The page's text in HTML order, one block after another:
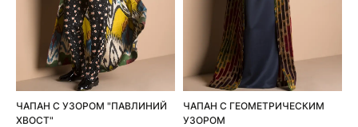
ЧАПАН С УЗОРОМ "ПАВЛИНИЙ
ХВОСТ"
ЧАПАН С ГЕОМЕТРИЧЕСКИМ
УЗОРОМ